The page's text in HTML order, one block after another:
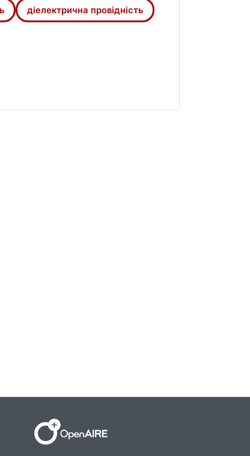
діелектрична провідність